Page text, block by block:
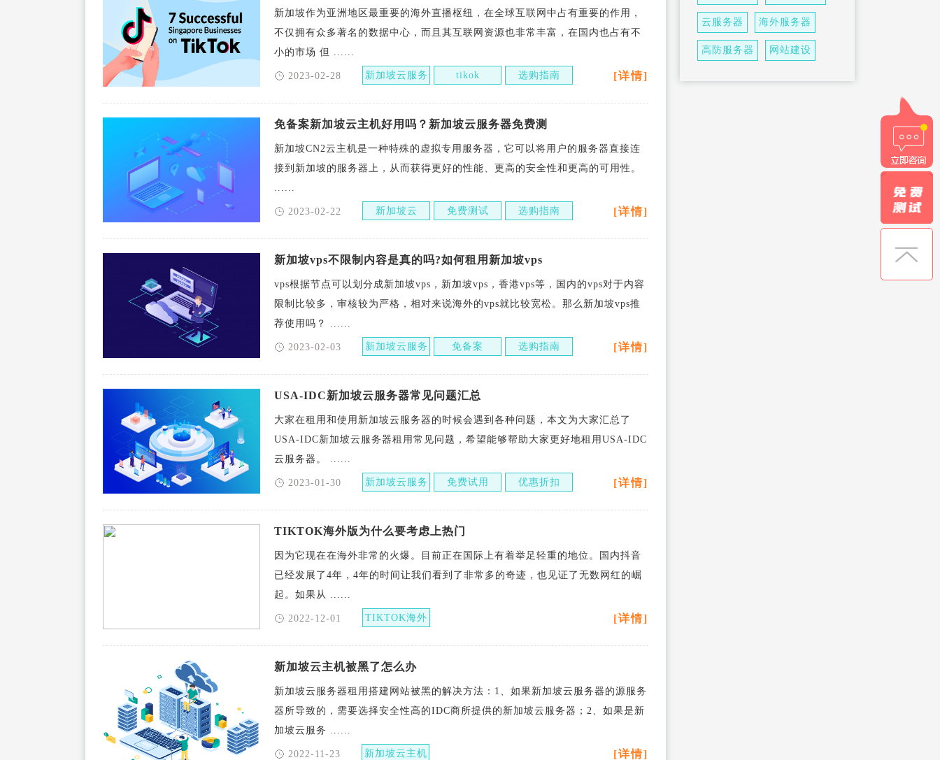
新加坡作为亚洲地区最重要的海外直播枢纽，在全球互联网中占有重要的作用，
不仅拥有众多著名的数据中心，而且其互联网资源也非常丰富，在国内也占有不
小的市场 但 ......
2023-02-28
新加坡云服务
tikok 选购指南 [详情]
免备案新加坡云主机好用吗？新加坡云服务器免费测
新加坡CN2云主机是一种特殊的虚拟专用服务器，它可以将用户的服务器直接连
接到新加坡的服务器上，从而获得更好的性能、更高的安全性和更高的可用性。
......
2023-02-22 新加坡云 免费测试 选购指南 [详情]
新加坡vps不限制内容是真的吗?如何租用新加坡vps
vps根据节点可以划分成新加坡vps，新加坡vps，香港vps等，国内的vps对于内容
限制比较多，审核较为严格，相对来说海外的vps就比较宽松。那么新加坡vps推
荐使用吗？ ......
2023-02-03
新加坡云服务
免备案 选购指南 [详情]
USA-IDC新加坡云服务器常见问题汇总
大家在租用和使用新加坡云服务器的时候会遇到各种问题，本文为大家汇总了
USA-IDC新加坡云服务器租用常见问题，希望能够帮助大家更好地租用USA-IDC
云服务器。 ......
2023-01-30
新加坡云服务
免费试用 优惠折扣 [详情]
TIKTOK海外版为什么要考虑上热门
因为它现在在海外非常的火爆。目前正在国际上有着举足轻重的地位。国内抖音
已经发展了4年，4年的时间让我们看到了非常多的奇迹，也见证了无数网红的崛
起。如果从 ......
2022-12-01
TIKTOK海外
[详情]
新加坡云主机被黑了怎么办
新加坡云服务器租用搭建网站被黑的解决方法：1、如果新加坡云服务器的源服务
器所导致的，需要选择安全性高的IDC商所提供的新加坡云服务器；2、如果是新
加坡云服务 ......
2022-11-23
新加坡云主机
[详情]
云服务器 海外服务器
高防服务器 网站建设